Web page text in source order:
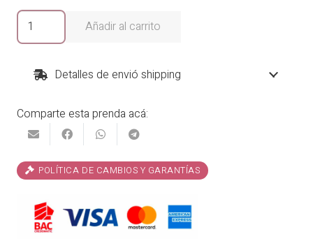
era:
Blusa
Tina
Añadir al carrito
Detalles de envió shipping
Comparte esta prenda acá:
POLÍTICA DE CAMBIOS Y GARANTÍAS